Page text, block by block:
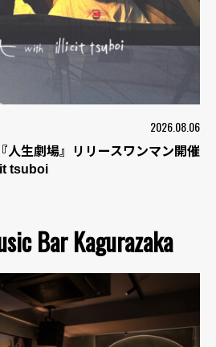
2026.08.06
人生劇場』リリースワンマン開催
tsuboi
Bar Kagurazaka